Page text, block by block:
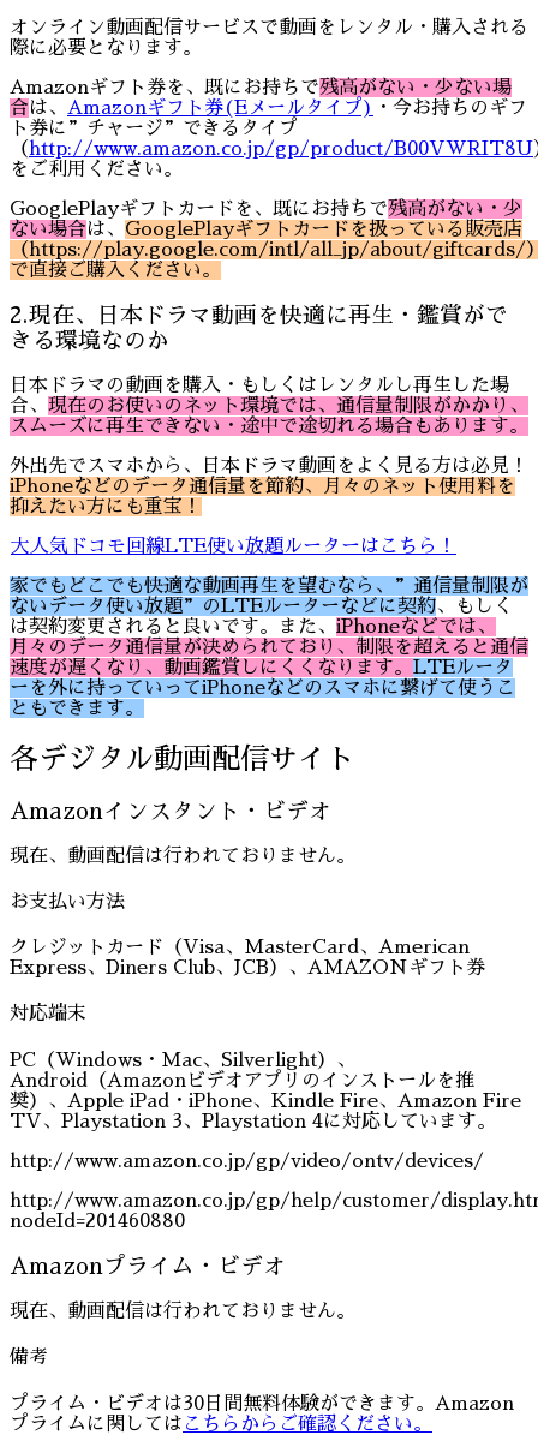
オンライン動画配信サービスで動画をレンタル・購入される
際に必要となります。
Amazonギフト券を、既にお持ちで残高がない・少ない場
合は、 Amazonギフト券(Eメールタイプ)
・今お持ちのギフ
ト券に”チャージ”できるタイプ
（ http://www.amazon.co.jp/gp/product/B00VWRIT8U
をご利用ください。
GooglePlayギフトカードを、既にお持ちで残高がない・少
ない場合は、 GooglePlayギフトカードを扱っている販売店
（https://play.google.com/intl/all_jp/about/giftcards/
で直接ご購入ください。
2.現在、日本ドラマ動画を快適に再生・鑑賞がで
きる環境なのか
日本ドラマの動画を購入・もしくはレンタルし再生した場
合、 現在のお使いのネット環境では、通信量制限がかかり、
スムーズに再生できない・途中で途切れる場合もあります。
外出先でスマホから、日本ドラマ動画をよく見る方は必見！
iPhoneなどのデータ通信量を節約、月々のネット使用料を
抑えたい方にも重宝！
大人気ドコモ回線LTE使い放題ルーターはこちら！
家でもどこでも快適な動画再生を望むなら、”通信量制限が
ないデータ使い放題”のLTEルーターなどに契約、もしく
は契約変更されると良いです。また、 iPhoneなどでは、
月々のデータ通信量が決められており、制限を超えると通信
速度が遅くなり、動画鑑賞しにくくなります。
LTEルータ
ーを外に持っていってiPhoneなどのスマホに繋げて使うこ
ともできます。
各デジタル動画配信サイト
Amazonインスタント・ビデオ
現在、動画配信は行われておりません。
お支払い方法
クレジットカード（Visa、MasterCard、American
Express、Diners Club、JCB）、AMAZONギフト券
対応端末
PC（Windows・Mac、Silverlight）、
Android（Amazonビデオアプリのインストールを推
奨）、Apple iPad・iPhone、Kindle Fire、Amazon Fire
TV、Playstation 3、Playstation 4に対応しています。
http://www.amazon.co.jp/gp/video/ontv/devices/
http://www.amazon.co.jp/gp/help/customer/
nodeId=201460880
Amazonプライム・ビデオ
現在、動画配信は行われておりません。
備考
プライム・ビデオは30日間無料体験ができます。Amazon
プライムに関しては こちらからご確認ください。